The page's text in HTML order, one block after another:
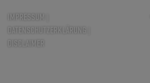
IMPRESSUM
DATENSCHUTZERKLÄRUNG
DISCLAIMER